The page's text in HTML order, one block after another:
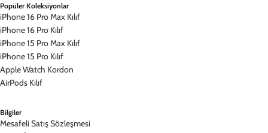
Popüler Koleksiyonlar
iPhone 16 Pro Max Kılıf
iPhone 16 Pro Kılıf
iPhone 15 Pro Max Kılıf
iPhone 15 Pro Kılıf
Apple Watch Kordon
AirPods Kılıf
Bilgiler
Mesafeli Satış Sözleşmesi